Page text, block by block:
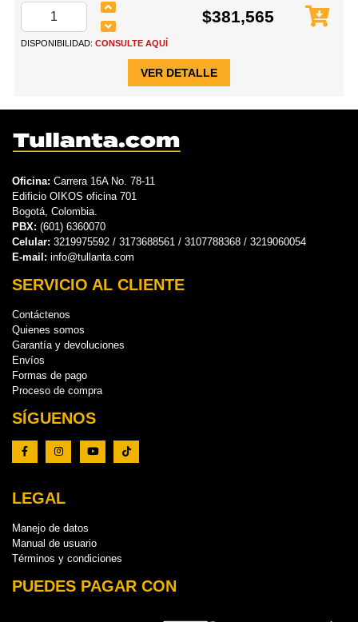
$381,565
DISPONIBILIDAD: CONSULTE AQUÍ
VER DETALLE
Oficina: Carrera 16A No. 78-11
Edificio OIKOS oficina 701
Bogotá, Colombia.
PBX: (601) 6360070
Celular: 3219975592 / 3173688561 / 3107788368 / 3219060054
E-mail: info@tullanta.com
SERVICIO AL CLIENTE
Contáctenos
Quienes somos
Garantía y devoluciones
Envíos
Formas de pago
Proceso de compra
SÍGUENOS
LEGAL
Manejo de datos
Manual de usuario
Términos y condiciones
PUEDES PAGAR CON